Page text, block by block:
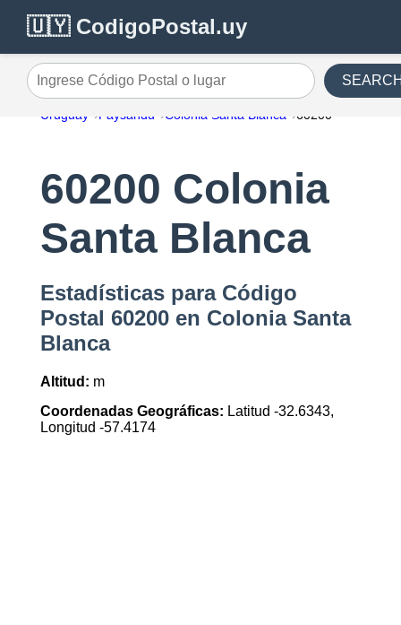
🇺🇾 CodigoPostal.uy
Ingrese Código Postal o lugar
Uruguay Paysandu Colonia Santa Blanca 60200
60200 Colonia
Santa Blanca
Estadísticas para Código
Postal 60200 en Colonia Santa
Blanca
Altitud: m
Coordenadas Geográficas: Latitud -32.6343,
Longitud -57.4174